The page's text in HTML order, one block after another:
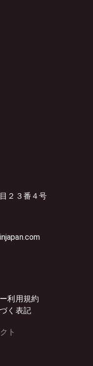
２３番４号
利用規約
く表記
ト